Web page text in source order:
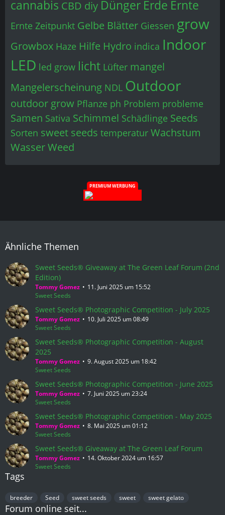
cannabis CBD diy Dünger Erde Ernte
Ernte Zeitpunkt Gelbe Blätter Giessen grow
Growbox Haze Hilfe Hydro indica Indoor
LED led grow licht Lüfter mangel
Mangelerscheinung NDL Outdoor
outdoor grow Pflanze ph Problem probleme
Samen Sativa Schimmel Schädlinge Seeds
Sorten sweet seeds temperatur Wachstum
WasserWeed
PREMIUM WERBUNG
Ähnliche Themen
Sweet Seeds® Giveaway at The Green Leaf Forum (2nd
Edition)
Tommy Gomez
11. Juni 2025 um 15:52
Sweet Seeds
Sweet Seeds® Photographic Competition - July 2025
Tommy Gomez
10. Juli 2025 um 08:49
Sweet Seeds
Sweet Seeds® Photographic Competition - August
2025
Tommy Gomez
9. August 2025 um 18:42
Sweet Seeds
Sweet Seeds® Photographic Competition - June 2025
Tommy Gomez
7. Juni 2025 um 23:24
Sweet Seeds
Sweet Seeds® Photographic Competition - May 2025
Tommy Gomez
8. Mai 2025 um 01:12
Sweet Seeds
Sweet Seeds® Giveaway at The Green Leaf Forum
Tommy Gomez
14. Oktober 2024 um 16:57
Sweet Seeds
Tags
breeder Seed sweet seeds sweet sweet gelato
Forum online seit...